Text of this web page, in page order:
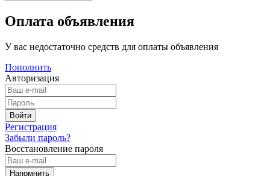
Оплата объявления
У вас недостаточно средств для оплаты объявления
Пополнить
Авторизация
Регистрация
Забыли пароль?
Восстановление пароля